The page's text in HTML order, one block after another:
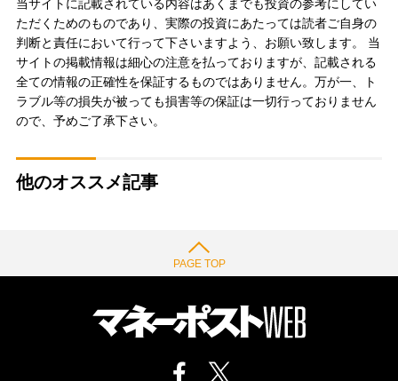
当サイトに記載されている内容はあくまでも投資の参考にしてい
ただくためのものであり、実際の投資にあたっては読者ご自身の
判断と責任において行って下さいますよう、お願い致します。 当
サイトの掲載情報は細心の注意を払っておりますが、記載される
全ての情報の正確性を保証するものではありません。万が一、ト
ラブル等の損失が被っても損害等の保証は一切行っておりません
ので、予めご了承下さい。
他のオススメ記事
PAGE TOP